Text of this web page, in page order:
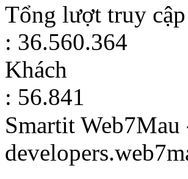
Tổng lượt truy cập
: 36.560.364
Khách
: 56.841
Smartit